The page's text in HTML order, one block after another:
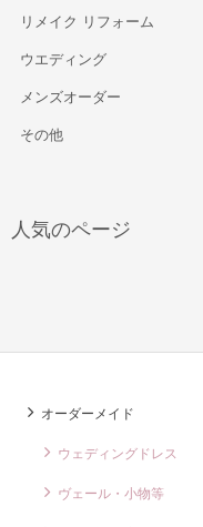
リメイク リフォーム
ウエディング
メンズオーダー
その他
人気のページ
オーダーメイド
ウェディングドレス
ヴェール・小物等